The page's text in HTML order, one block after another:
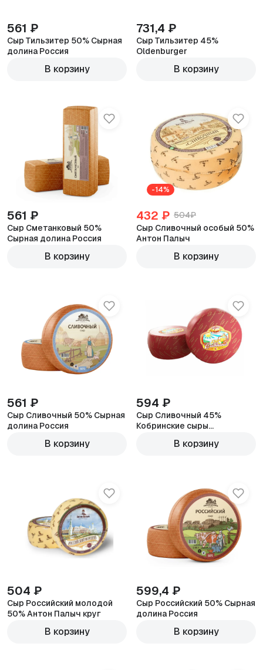
561 ₽
Сыр Тильзитер 50% Сырная
долина Россия
В корзину
731,4 ₽
Сыр Тильзитер 45%
Oldenburger
В корзину
561 ₽
Сыр Сметанковый 50%
Сырная долина Россия
В корзину
-14%
432 ₽ 504₽
Сыр Сливочный особый 50%
Антон Палыч
В корзину
561 ₽
Сыр Сливочный 50% Сырная
долина Россия
В корзину
594 ₽
Сыр Сливочный 45%
Кобринские сыры
В корзину
504 ₽
Сыр Российский молодой
50% Антон Палыч круг
В корзину
599,4 ₽
Сыр Российский 50% Сырная
долина Россия
В корзину